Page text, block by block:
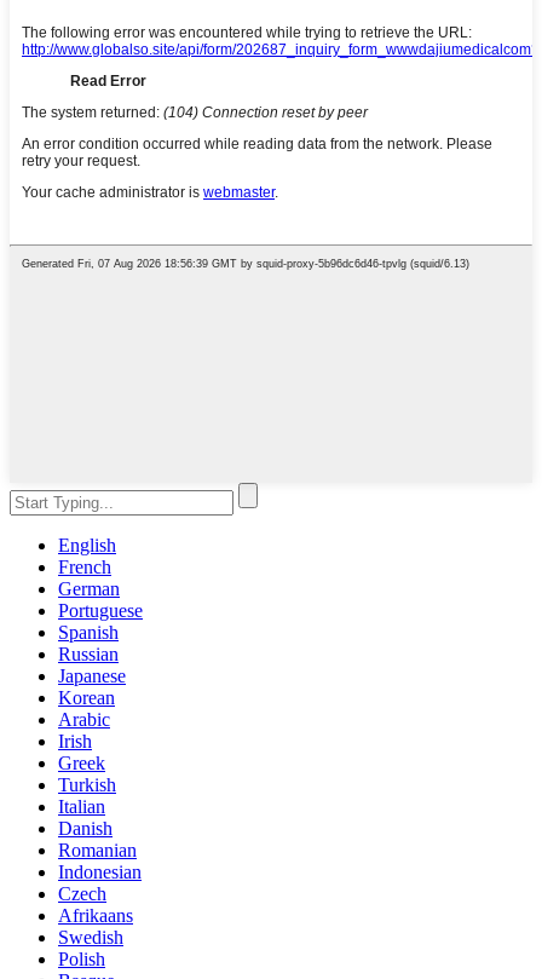
English
French
German
Portuguese
Spanish
Russian
Japanese
Korean
Arabic
Irish
Greek
Turkish
Italian
Danish
Romanian
Indonesian
Czech
Afrikaans
Swedish
Polish